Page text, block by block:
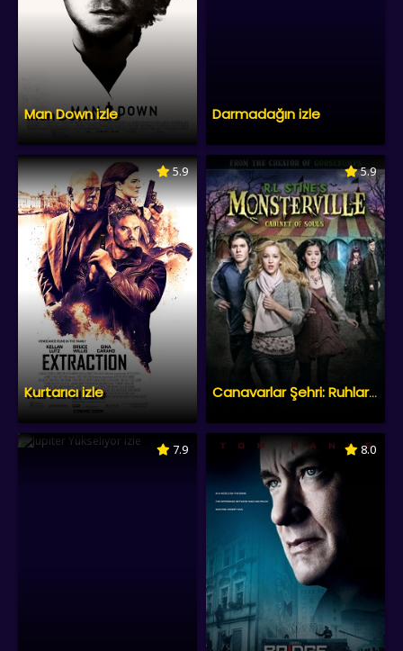
Man Down izle Darmadağın izle
5.9
Kurtarıcı izle
5.9
Canavarlar Şehri: Ruhlar Odası izle
7.9 8.0